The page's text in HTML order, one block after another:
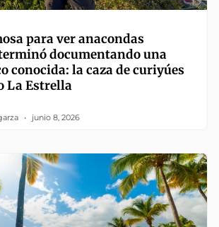
para ver anacondas
documentando una
conocida: la caza de curiyúes
La Estrella
junio 8, 2026